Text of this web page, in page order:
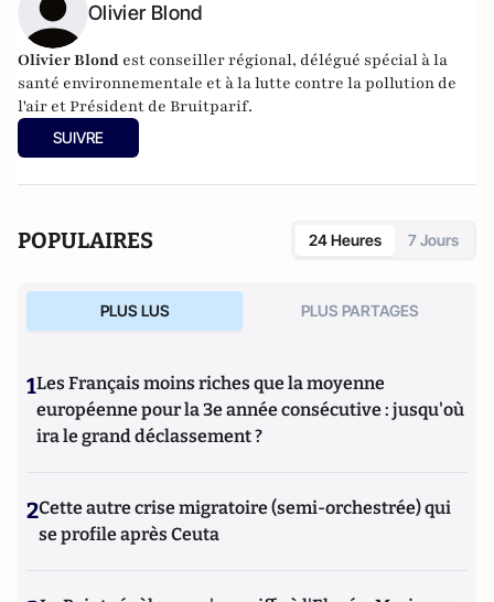
Olivier Blond
Olivier Blond est conseiller régional, délégué spécial à la
santé environnementale et à la lutte contre la pollution de
l'air et Président de Bruitparif.
SUIVRE
POPULAIRES 24 Heures 7 Jours
PLUS LUS PLUS PARTAGES
1Les Français moins riches que la moyenne
européenne pour la 3e année consécutive : jusqu'où
ira le grand déclassement ?
2Cette autre crise migratoire (semi-orchestrée) qui
se profile après Ceuta